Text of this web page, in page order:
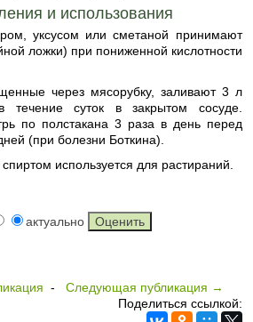
и использования
уксусом или сметаной принимают
ложки) при пониженной кислотности
через мясорубку, заливают 3 л
течение суток в закрытом сосуде.
по полстакана 3 раза в день перед
(при болезни Боткина).
используется для растираний.
актуально
- Следующая публикация →
Поделиться ссылкой: